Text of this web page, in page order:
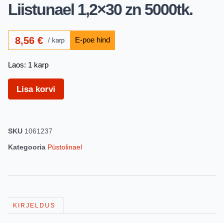
Liistunael 1,2×30 zn 5000tk.
8,56€ karp
Laos: 1 karp
Lisa korvi
SKU 1061237
Kategooria Püstolinael
KIRJELDUS